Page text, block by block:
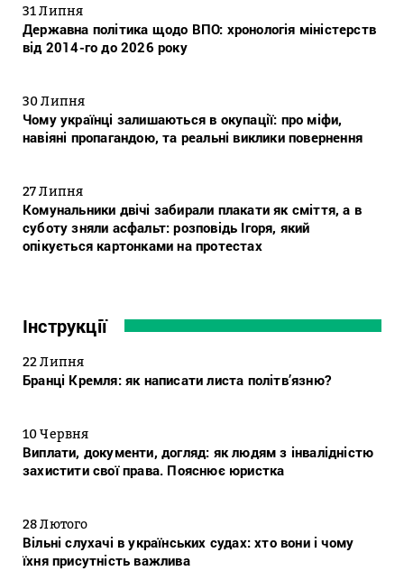
31 Липня
Державна політика щодо ВПО: хронологія міністерств
від 2014-го до 2026 року
30 Липня
Чому українці залишаються в окупації: про міфи,
навіяні пропагандою, та реальні виклики повернення
27 Липня
Комунальники двічі забирали плакати як сміття, а в
суботу зняли асфальт: розповідь Ігоря, який
опікується картонками на протестах
Інструкції
22 Липня
Бранці Кремля: як написати листа політв’язню?
10 Червня
Виплати, документи, догляд: як людям з інвалідністю
захистити свої права. Пояснює юристка
28 Лютого
Вільні слухачі в українських судах: хто вони і чому
їхня присутність важлива